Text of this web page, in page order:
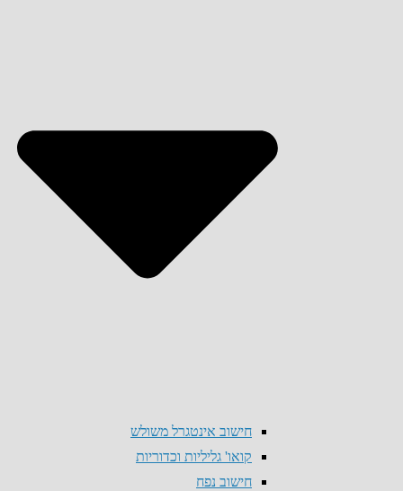
חישוב אינטגרל משולש
קואו' גליליות וכדוריות
חישוב נפח